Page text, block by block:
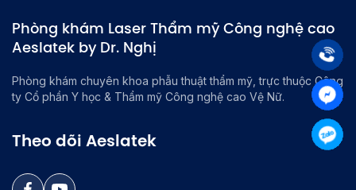
Phòng khám Laser Thẩm mỹ Công nghệ cao
Aeslatek by Dr. Nghị
Phòng khám chuyên khoa phẫu thuật thẩm mỹ, trực thuộc Công
ty Cổ phần Y học & Thẩm mỹ Công nghệ cao Vệ Nữ.
Theo dõi Aeslatek